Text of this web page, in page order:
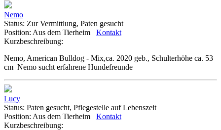
Nemo
Status: Zur Vermittlung, Paten gesucht
Position: Aus dem Tierheim
Kontakt
Kurzbeschreibung:
Nemo, American Bulldog - Mix,ca. 2020 geb., Schulterhöhe ca. 53
cm Nemo sucht erfahrene Hundefreunde
Lucy
Status: Paten gesucht, Pflegestelle auf Lebenszeit
Position: Aus dem Tierheim
Kontakt
Kurzbeschreibung: